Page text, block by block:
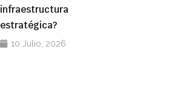
infraestructura
estratégica?
10 Julio, 2026